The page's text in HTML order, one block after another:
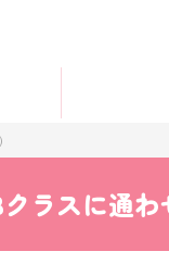
ラスに通